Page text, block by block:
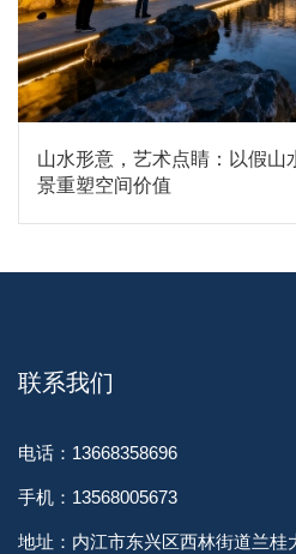
山水形意，艺术点睛：以假山
景重塑空间价值
联系我们
电话：13668358696
手机：13568005673
地址：内江市东兴区西林街道兰桂